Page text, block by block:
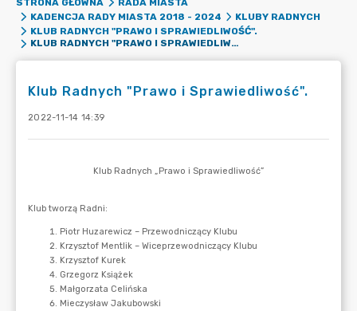
STRONA GŁÓWNA
RADA MIASTA
KADENCJA RADY MIASTA 2018 - 2024
KLUBY RADNYCH
KLUB RADNYCH "PRAWO I SPRAWIEDLIWOŚĆ".
KLUB RADNYCH "PRAWO I SPRAWIEDLIWOŚĆ".
Klub Radnych "Prawo i Sprawiedliwość".
2022-11-14 14:39